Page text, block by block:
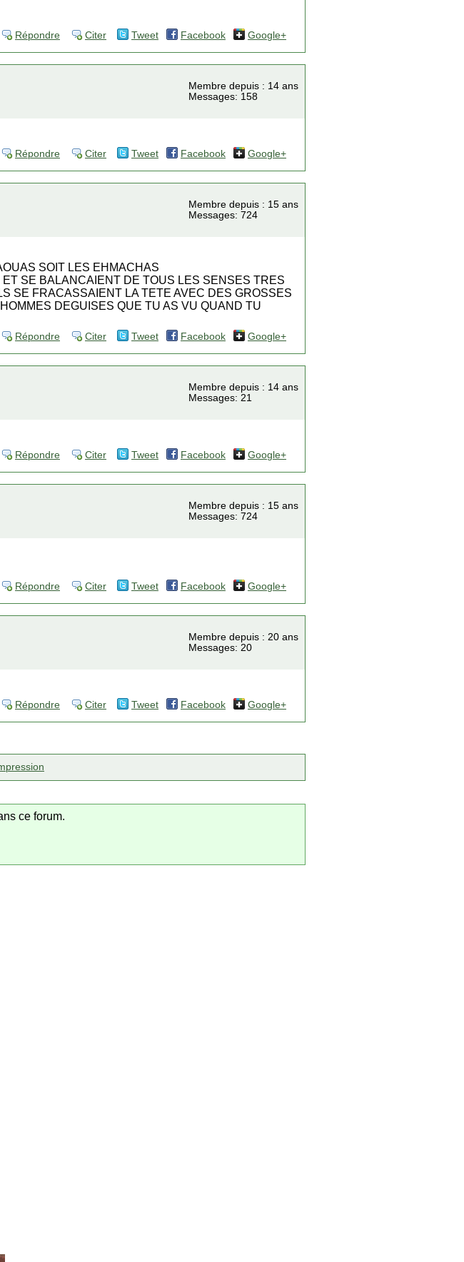
Répondre Citer Tweet Facebook Google+
Membre depuis : 14 ans
Messages: 158
Répondre Citer Tweet Facebook Google+
Membre depuis : 15 ans
Messages: 724
SOIT LES EHMACHAS
SE BALANCAIENT DE TOUS LES SENSES TRES
SE FRACASSAIENT LA TETE AVEC DES GROSSES
DEGUISES QUE TU AS VU QUAND TU
Répondre Citer Tweet Facebook Google+
Membre depuis : 14 ans
Messages: 21
Répondre Citer Tweet Facebook Google+
Membre depuis : 15 ans
Messages: 724
Répondre Citer Tweet Facebook Google+
Membre depuis : 20 ans
Messages: 20
Répondre Citer Tweet Facebook Google+
ce forum.